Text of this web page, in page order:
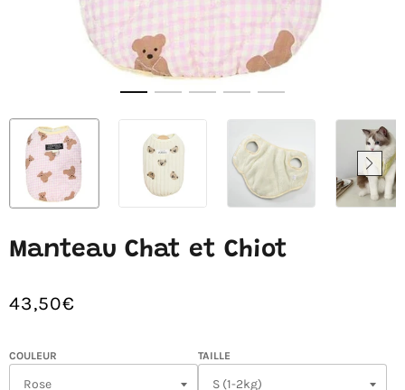
Manteau Chat et Chiot
43,50€
UNITAIRE
COULEUR TAILLE